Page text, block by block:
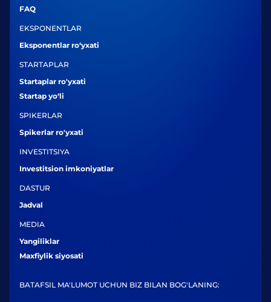
FAQ
EKSPONENTLAR
Eksponentlar ro‘yxati
STARTAPLAR
Startaplar ro'yxati
Startap yo‘li
SPIKERLAR
Spikerlar ro'yxati
INVESTITSIYA
Investitsion imkoniyatlar
DASTUR
Jadval
MEDIA
Yangiliklar
Maxfiylik siyosati
BATAFSIL MA'LUMOT UCHUN BIZ BILAN BOG'LANING: